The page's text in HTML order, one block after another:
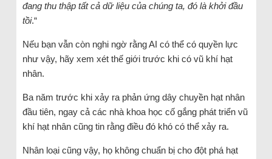
đang thu thập tất cả dữ liệu của chúng ta, đó là khởi đầu
tồi.“
Nếu bạn vẫn còn nghi ngờ rằng AI có thể có quyền lực
như vậy, hãy xem xét thế giới trước khi có vũ khí hạt
nhân.
Ba năm trước khi xảy ra phản ứng dây chuyền hạt nhân
đầu tiên, ngay cả các nhà khoa học cố gắng phát triển vũ
khí hạt nhân cũng tin rằng điều đó khó có thể xảy ra.
Nhân loại cũng vậy, họ không chuẩn bị cho đột phá hạt